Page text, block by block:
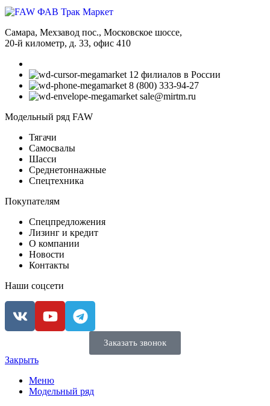
Самара, Мехзавод пос., Московское шоссе,
20-й километр, д. 33, офис 410
12 филиалов в России
8 (800) 333-94-27
sale@mirtm.ru
Модельный ряд FAW
Тягачи
Самосвалы
Шасси
Среднетоннажные
Спецтехника
Покупателям
Спецпредложения
Лизинг и кредит
О компании
Новости
Контакты
Наши соцсети
Заказать звонок
Закрыть
Меню
Модельный ряд